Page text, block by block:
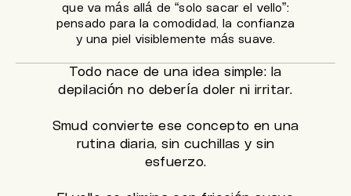
que va más allá de “solo sacar el vello”:
pensado para la comodidad, la confianza
y una piel visiblemente más suave.
Todo nace de una idea simple: la
depilación no debería doler ni irritar.
Smud convierte ese concepto en una
rutina diaria, sin cuchillas y sin
esfuerzo.